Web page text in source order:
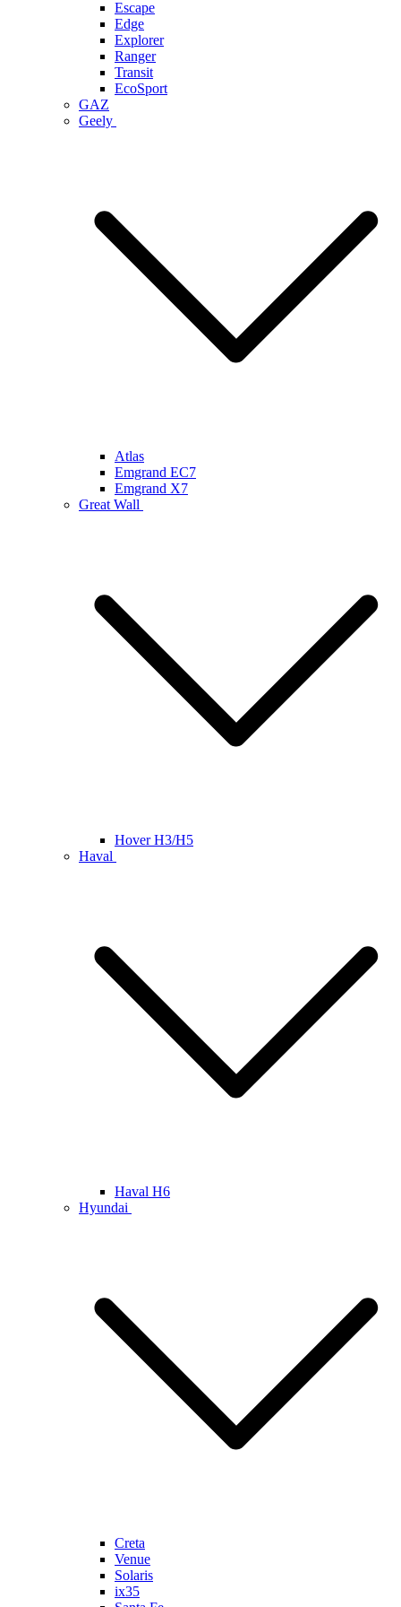
Escape
Edge
Explorer
Ranger
Transit
EcoSport
GAZ
Geely
Atlas
Emgrand EC7
Emgrand X7
Great Wall
Hover H3/H5
Haval
Haval H6
Hyundai
Creta
Venue
Solaris
ix35